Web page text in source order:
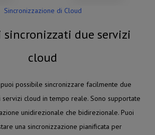
Sincronizzazione di Cloud
due servizi
cloud
possibile sincronizzare facilmente due
cloud in tempo reale. Sono supportate
unidirezionale che bidirezionale. Puoi
una sincronizzazione pianificata per